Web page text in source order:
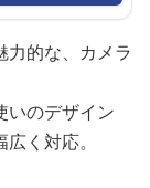
力的な、カメラ
いのデザイン
く対応。